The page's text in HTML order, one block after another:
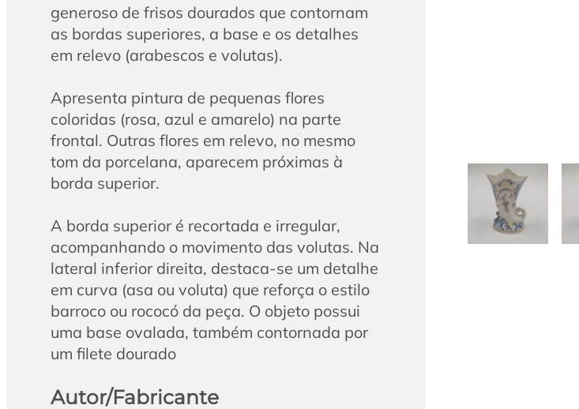
generoso de frisos dourados que contornam
as bordas superiores, a base e os detalhes
em relevo (arabescos e volutas).
Apresenta pintura de pequenas flores
coloridas (rosa, azul e amarelo) na parte
frontal. Outras flores em relevo, no mesmo
tom da porcelana, aparecem próximas à
borda superior.
A borda superior é recortada e irregular,
acompanhando o movimento das volutas. Na
lateral inferior direita, destaca-se um detalhe
em curva (asa ou voluta) que reforça o estilo
barroco ou rococó da peça. O objeto possui
uma base ovalada, também contornada por
um filete dourado
Autor/Fabricante